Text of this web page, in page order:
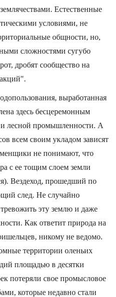
Естественные
условиями, не
общности, но,
сложностями сугубо
дробят сообщество на
выработанная
здесь бесцеремонным
лесной промышленности. А
всем своим укладом зависят
не понимают, что
с ее тощим слоем земли
Вездеход, прошедший по
след. Не случайно
эту землю и даже
Как ответит природа на
никому не ведомо.
территории оленьих
площадью в десятки
потеряли свое промысловое
которые недавно стали